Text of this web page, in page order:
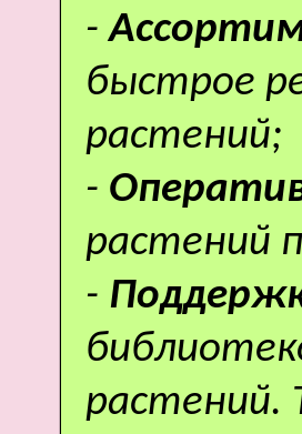
-
быстрое
растений;
-
растений
-
растений.